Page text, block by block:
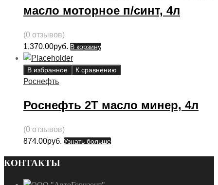
масло моторное п/синт, 4л
(0 отзывов)
1,370.00руб. В корзину
В избранное К сравнению
Роснефть
Роснефть 2Т масло минер, 4л
(0 отзывов)
874.00руб. Узнать больше
КОНТАКТЫ